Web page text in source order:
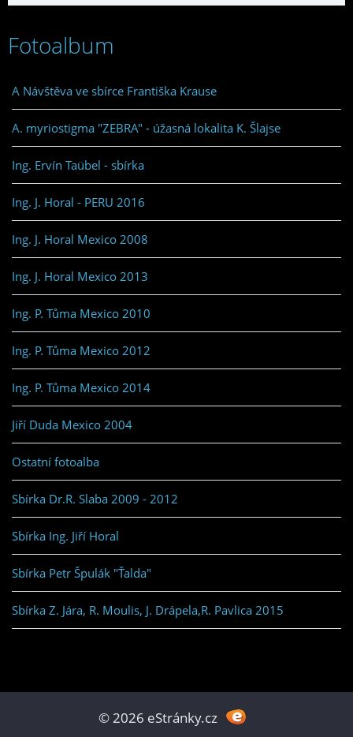
Fotoalbum
A Návštěva ve sbírce Františka Krause
A. myriostigma "ZEBRA" - úžasná lokalita K. Šlajse
Ing. Ervín Taübel - sbírka
Ing. J. Horal - PERU 2016
Ing. J. Horal Mexico 2008
Ing. J. Horal Mexico 2013
Ing. P. Tůma Mexico 2010
Ing. P. Tůma Mexico 2012
Ing. P. Tůma Mexico 2014
Jiří Duda Mexico 2004
Ostatní fotoalba
Sbírka Dr.R. Slaba 2009 - 2012
Sbírka Ing. Jiří Horal
Sbírka Petr Špulák "Ťalda"
Sbírka Z. Jára, R. Moulis, J. Drápela,R. Pavlica 2015
© 2026 eStránky.cz